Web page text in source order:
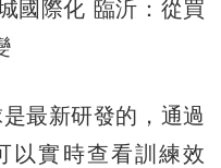
際化 臨沂：從買
最新研發的，通過
以實時查看訓練效